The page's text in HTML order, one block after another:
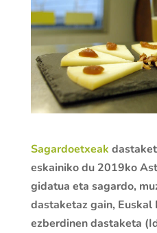
Sagardoetxeak
eskainiko du 2019ko
gidatua eta sagardo,
dastaketaz gain, Euskal
ezberdinen dastaketa